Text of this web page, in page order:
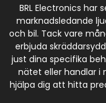
BRL Electronics har
marknadsledande
och bil. Tack vare
erbjuda
just dina specifika
nätet eller handlar i
hjälpa dig att hitta